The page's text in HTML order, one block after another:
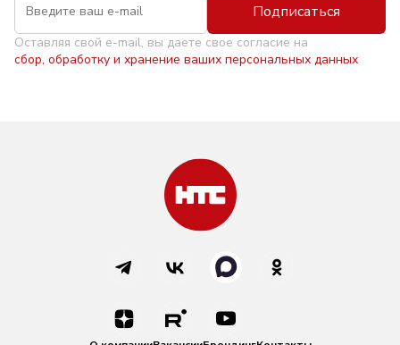
Подписаться
Оставляя свой e-mail, вы даете свое согласие на
сбор, обработку и хранение ваших персональных данных